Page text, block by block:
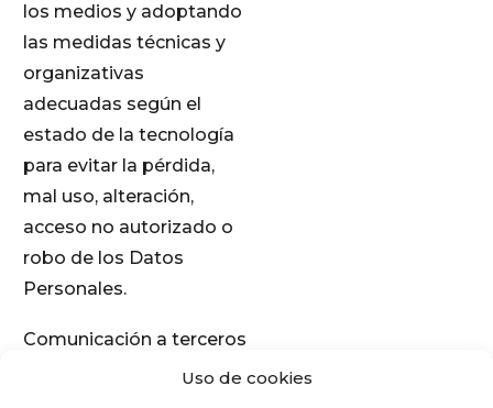
Uso de cookies
los medios y adoptando
las medidas técnicas y
organizativas
adecuadas según el
estado de la tecnología
para evitar la pérdida,
mal uso, alteración,
acceso no autorizado o
robo de los Datos
Personales.
Comunicación a terceros
Los datos personales de